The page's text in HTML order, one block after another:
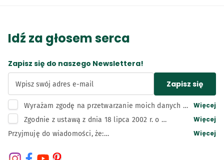
Idź za głosem serca
Zapisz się do naszego Newslettera!
Wpisz swój adres e-mail Zapisz się
Wyrażam zgodę na przetwarzanie moich danych
osobowych, tj. adresu e-mail, przez administratora
celu związanym z działaniami marketingowymi
Więcej
Zgodnie z ustawą z dnia 18 lipca 2002 r. o
świadczeniu usług drogą elektroniczną wyrażam
przesyłanych przez Bunge Polska sp. z o.o. z
Więcej
Przyjmuję do wiadomości, że:
Polska Spółka z ograniczoną odpowiedzialnością z
Więcej